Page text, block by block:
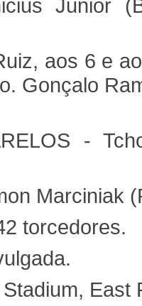
Junior
aos 6 e
Gonçalo
-
Marciniak
torcedores.
East